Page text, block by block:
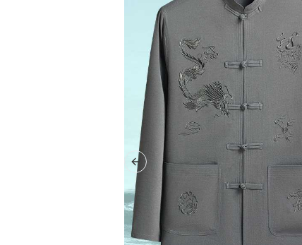
Previous slide